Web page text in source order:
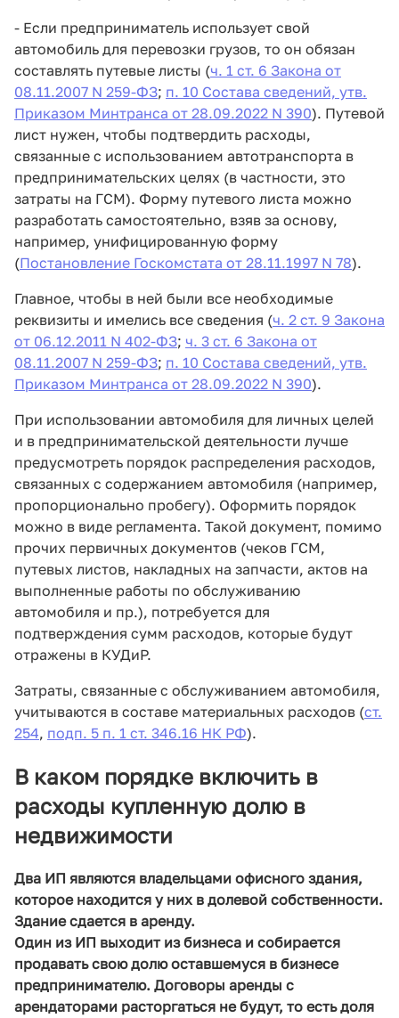
- Если предприниматель использует свой
автомобиль для перевозки грузов, то он обязан
составлять путевые листы (ч. 1 ст. 6 Закона от
08.11.2007 N 259-ФЗ; п. 10 Состава сведений, утв.
Приказом Минтранса от 28.09.2022 N 390). Путевой
лист нужен, чтобы подтвердить расходы,
связанные с использованием автотранспорта в
предпринимательских целях (в частности, это
затраты на ГСМ). Форму путевого листа можно
разработать самостоятельно, взяв за основу,
например, унифицированную форму
(Постановление Госкомстата от 28.11.1997 N 78).
Главное, чтобы в ней были все необходимые
реквизиты и имелись все сведения (ч. 2 ст. 9 Закона
от 06.12.2011 N 402-ФЗ; ч. 3 ст. 6 Закона от
08.11.2007 N 259-ФЗ; п. 10 Состава сведений, утв.
Приказом Минтранса от 28.09.2022 N 390).
При использовании автомобиля для личных целей
и в предпринимательской деятельности лучше
предусмотреть порядок распределения расходов,
связанных с содержанием автомобиля (например,
пропорционально пробегу). Оформить порядок
можно в виде регламента. Такой документ, помимо
прочих первичных документов (чеков ГСМ,
путевых листов, накладных на запчасти, актов на
выполненные работы по обслуживанию
автомобиля и пр.), потребуется для
подтверждения сумм расходов, которые будут
отражены в КУДиР.
Затраты, связанные с обслуживанием автомобиля,
учитываются в составе материальных расходов (ст.
254, подп. 5 п. 1 ст. 346.16 НК РФ).
В каком порядке включить в
расходы купленную долю в
недвижимости
Два ИП являются владельцами офисного здания,
которое находится у них в долевой собственности.
Здание сдается в аренду.
Один из ИП выходит из бизнеса и собирается
продавать свою долю оставшемуся в бизнесе
предпринимателю. Договоры аренды с
арендаторами расторгаться не будут, то есть доля